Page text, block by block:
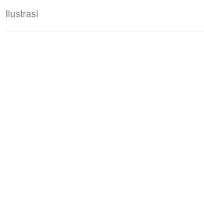
Ilustrasi